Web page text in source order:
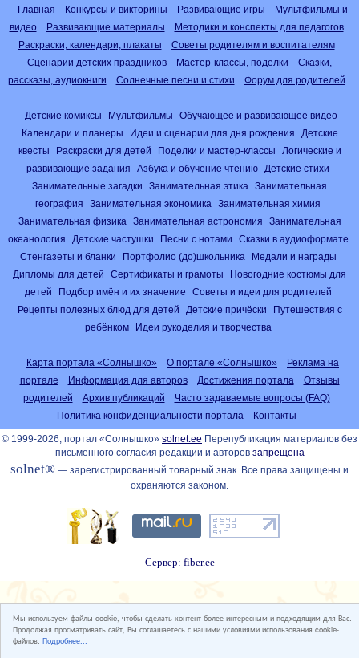
Мы используем файлы cookie, чтобы сделать контент более интересным и подходящим для Вас.
Продолжая просматривать сайт, Вы соглашаетесь с нашими условиями использования cookie-
файлов. Подробнее...
Главная Конкурсы и викторины Развивающие игры
Мультфильмы и
видео
Развивающие материалы
Методики и конспекты для педагогов
Раскраски, календари, плакаты
Советы родителям и воспитателям
Сценарии детских праздников
Мастер-классы, поделки
Сказки,
рассказы, аудиокниги
Солнечные песни и стихи Форум для родителей
Детские комиксы Мультфильмы
Обучающее и развивающее видео
Календари и планеры
Идеи и сценарии для дня рождения
Детские
квесты
Раскраски для детей Поделки и мастер-классы
Логические и
развивающие задания
Азбука и обучение чтению
Детские стихи
Занимательные загадки
Занимательная этика
Занимательная
география
Занимательная экономика
Занимательная химия
Занимательная физика
Занимательная астрономия
Занимательная
океанология
Детские частушки Песни с нотами
Сказки в аудиоформате
Стенгазеты и бланки
Портфолио (до)школьника
Медали и награды
Дипломы для детей
Сертификаты и грамоты
Новогодние костюмы для
детей
Подбор имён и их значение
Советы и идеи для родителей
Рецепты полезных блюд для детей
Детские причёски
Путешествия с
ребёнком
Идеи рукоделия и творчества
Карта портала «Солнышко» О портале «Солнышко»
Реклама на
портале
Информация для авторов Достижения портала
Отзывы
родителей
Архив публикаций
Часто задаваемые вопросы (FAQ)
Политика конфиденциальности портала
Контакты
© 1999-2026, портал «Солнышко» solnet.ee Перепубликация материалов без
письменного согласия редакции и авторов запрещена
solnet® — зарегистрированный товарный знак. Все права защищены и
охраняются законом.
Сервер: fiber.ee